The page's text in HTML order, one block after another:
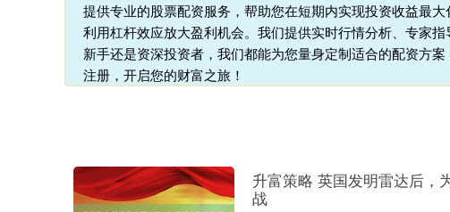
提供专业的股票配资服务，帮助您在短期内实现投资收益最
利用杠杆效应放大盈利机会。我们提供实时行情分析、专家
新手还是资深投资者，我们都能为您量身定制适合的配资方
注册，开启您的财富之旅！
升富策略 英国发明雷达后，
战